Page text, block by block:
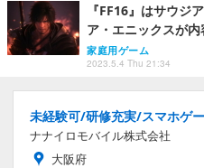
『FF16』はサウジ
ア・エニックスが
家庭用ゲーム
2023.5.4 Thu 21:34
未経験可/研修充実/スマホゲ
ナナイロモバイル株式会社
大阪府